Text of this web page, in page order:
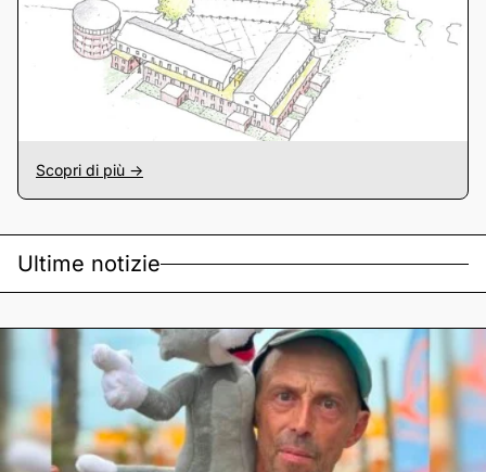
Scopri di più ->
Ultime notizie